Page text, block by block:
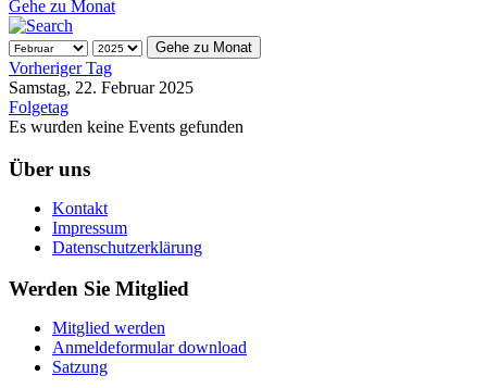
Gehe zu Monat
Gehe zu Monat
Vorheriger Tag
Samstag, 22. Februar 2025
Folgetag
Es wurden keine Events gefunden
Über uns
Kontakt
Impressum
Datenschutzerklärung
Werden Sie Mitglied
Mitglied werden
Anmeldeformular download
Satzung